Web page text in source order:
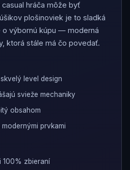
hráča môže byť
plošinoviek je to sladká
o výbornú kúpu — moderná
ktorá stále má čo povedať.
level design
svieže mechaniky
obsahom
prvkami
100% zbieraní